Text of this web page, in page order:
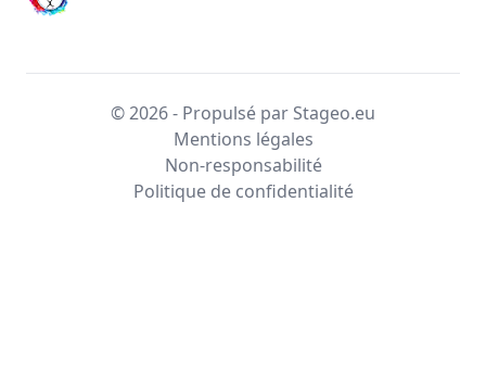
© 2026 - Propulsé par Stageo.eu
Mentions légales
Non-responsabilité
Politique de confidentialité